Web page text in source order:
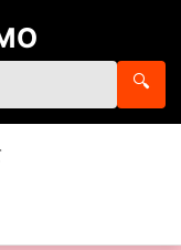
🔍